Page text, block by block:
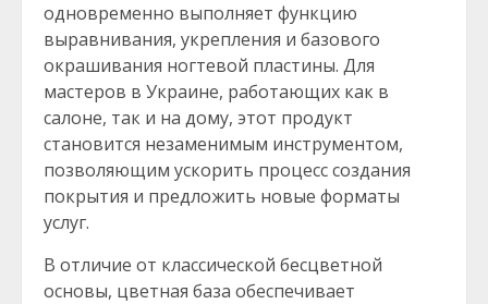
одновременно выполняет функцию
выравнивания, укрепления и базового
окрашивания ногтевой пластины. Для
мастеров в Украине, работающих как в
салоне, так и на дому, этот продукт
становится незаменимым инструментом,
позволяющим ускорить процесс создания
покрытия и предложить новые форматы
услуг.
В отличие от классической бесцветной
основы, цветная база обеспечивает